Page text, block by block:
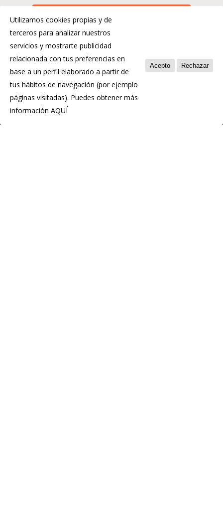
¿HABLAMOS?
Utilizamos cookies propias y de
terceros para analizar nuestros
servicios y mostrarte publicidad
relacionada con tus preferencias en
base a un perfil elaborado a partir de
tus hábitos de navegación (por ejemplo
páginas visitadas). Puedes obtener más
información AQUÍ
Acepto Rechazar